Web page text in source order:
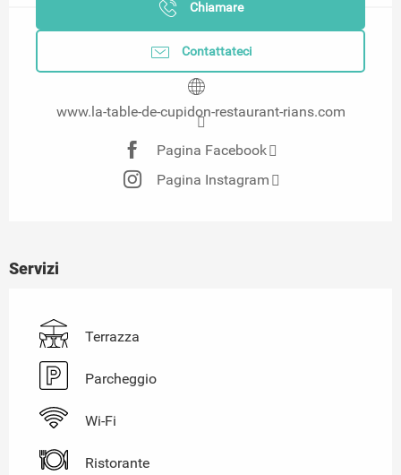
Chiamare
Contattateci
www.la-table-de-cupidon-restaurant-rians.com
Pagina Facebook
Pagina Instagram
Servizi
Terrazza
Parcheggio
Wi-Fi
Ristorante